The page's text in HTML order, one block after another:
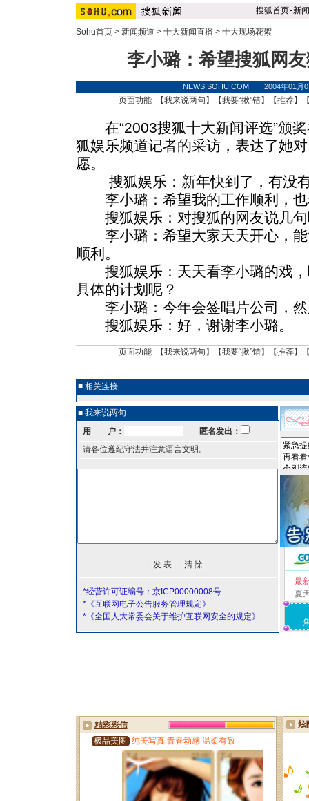
搜狐首页-新闻
Sohu首页 > 新闻频道 > 十大新闻直播 > 十大现场花絮
李小璐：希望搜狐网
NEWS.SOHU.COM 2004年01
页面功能 【我来说两句 】【我要“揪”错】【推荐】
在“2003搜狐十大新闻评选”颁奖
狐娱乐频道记者的采访，表达了她
愿。
搜狐娱乐：新年快到了，有没有
李小璐：希望我的工作顺利，也
搜狐娱乐：对搜狐的网友说几句
李小璐：希望大家天天开心，能
顺利。
搜狐娱乐：天天看李小璐的戏，
具体的计划呢？
李小璐：今年会签唱片公司，然
搜狐娱乐：好，谢谢李小璐。
页面功能 【我来说两句 】【我要“揪”错】【推荐】
■ 相关连接
■ 我来说两句
用 户：
匿名发出：
请各位遵纪守法并注意语言文明。
*经营许可证编号：京ICP00000008号
*《互联网电子公告服务管理规定》
*《全国人大常委会关于维护互联网安全的规定》
最
夏